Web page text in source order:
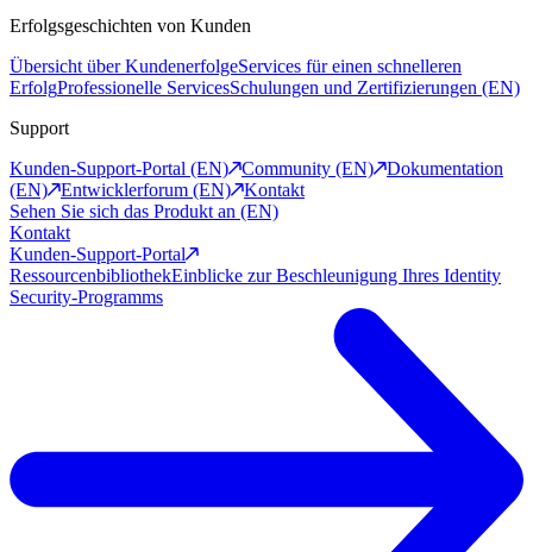
Erfolgsgeschichten von Kunden
Übersicht über KundenerfolgeServices für einen schnelleren
ErfolgProfessionelle ServicesSchulungen und Zertifizierungen (EN)
Support
Kunden-Support-Portal (EN)
Community (EN)
Dokumentation
(EN)
Entwicklerforum (EN)
Kontakt
Sehen Sie sich das Produkt an (EN)
Kontakt
Kunden-Support-Portal
RessourcenbibliothekEinblicke zur Beschleunigung Ihres Identity
Security-Programms